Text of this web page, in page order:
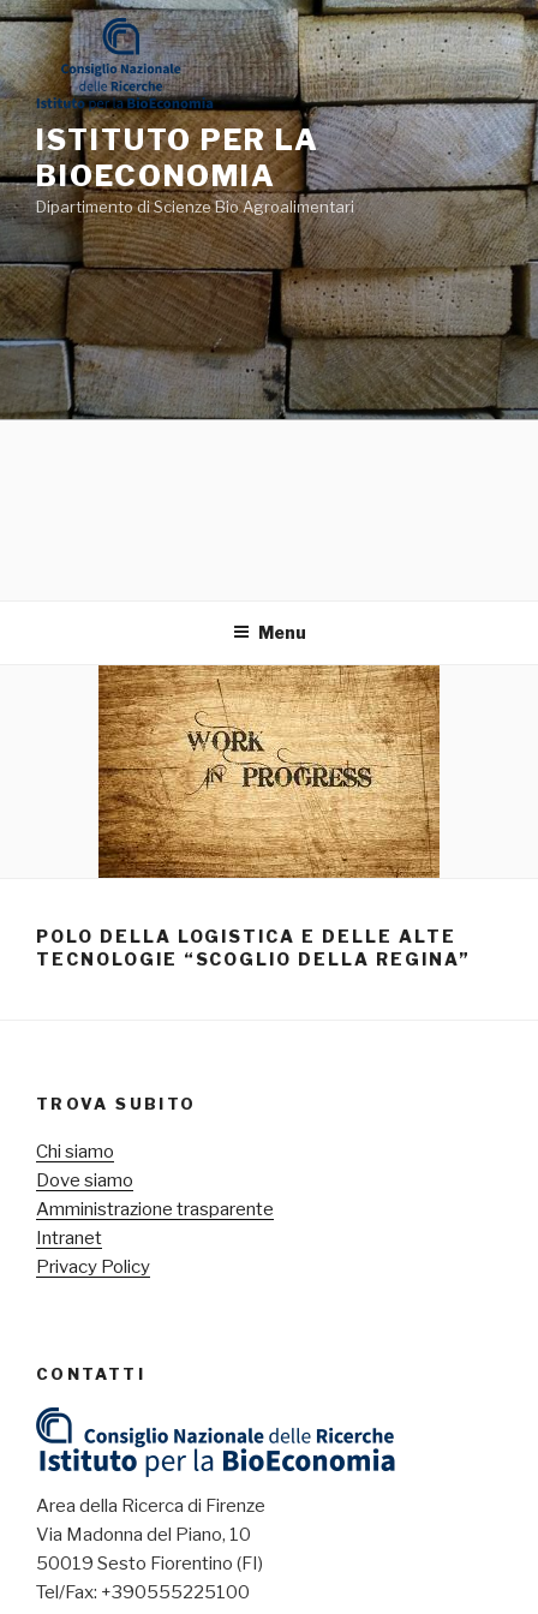
Salta
al
contenuto
ISTITUTO PER LA
BIOECONOMIA
Dipartimento di Scienze Bio Agroalimentari
Menu
POLO DELLA LOGISTICA E DELLE ALTE
TECNOLOGIE “SCOGLIO DELLA REGINA”
TROVA SUBITO
Chi siamo
Dove siamo
Amministrazione trasparente
Intranet
Privacy Policy
CONTATTI
Area della Ricerca di Firenze
Via Madonna del Piano, 10
50019 Sesto Fiorentino (FI)
Tel/Fax: +390555225100